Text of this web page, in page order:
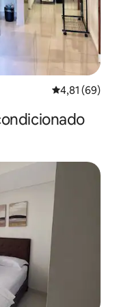
Classificação
4,81 (69)